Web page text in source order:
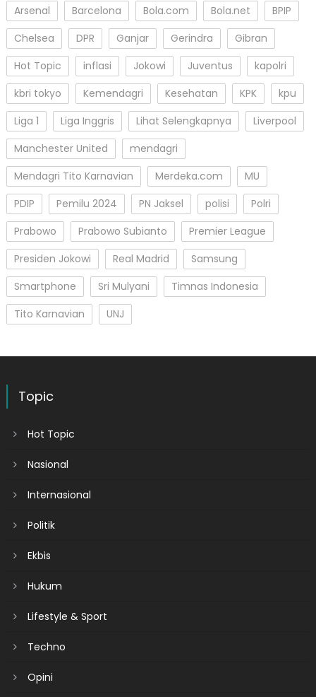
Arsenal Barcelona Bola.com Bola.net
BPIP
Chelsea
DPR Ganjar Gerindra
Gibran
Hot Topic
inflasi Jokowi Juventus
kapolri
kbri tokyo
Kemendagri Kesehatan KPK
kpu
Liga 1
Liga Inggris Lihat Selengkapnya
Liverpool
Manchester United
mendagri
Mendagri Tito Karnavian
Merdeka.com
MU
PDIP
Pemilu 2024 PN Jaksel polisi
Polri
Prabowo
Prabowo Subianto
Premier League
Presiden Jokowi
Real Madrid
Samsung
Smartphone
Sri Mulyani
Timnas Indonesia
Tito Karnavian
UNJ
Topic
Hot Topic
Nasional
Internasional
Politik
Ekbis
Hukum
Lifestyle & Sport
Techno
Opini